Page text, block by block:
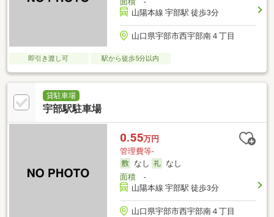
山陽本線 宇部駅 徒歩3分
山口県宇部市西宇部南４丁目
即引き渡し可 駅から徒歩5分以内
貸駐車場
宇部駅駐車場
0.55万円
管理費等-
なし
なし
面積-
山陽本線 宇部駅 徒歩3分
山口県宇部市西宇部南４丁目